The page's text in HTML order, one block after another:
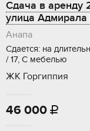
Сдача в аренду
улица
Анапа
Сдается: на
/ 17, С мебелью
ЖК Горгиппия
46 000 